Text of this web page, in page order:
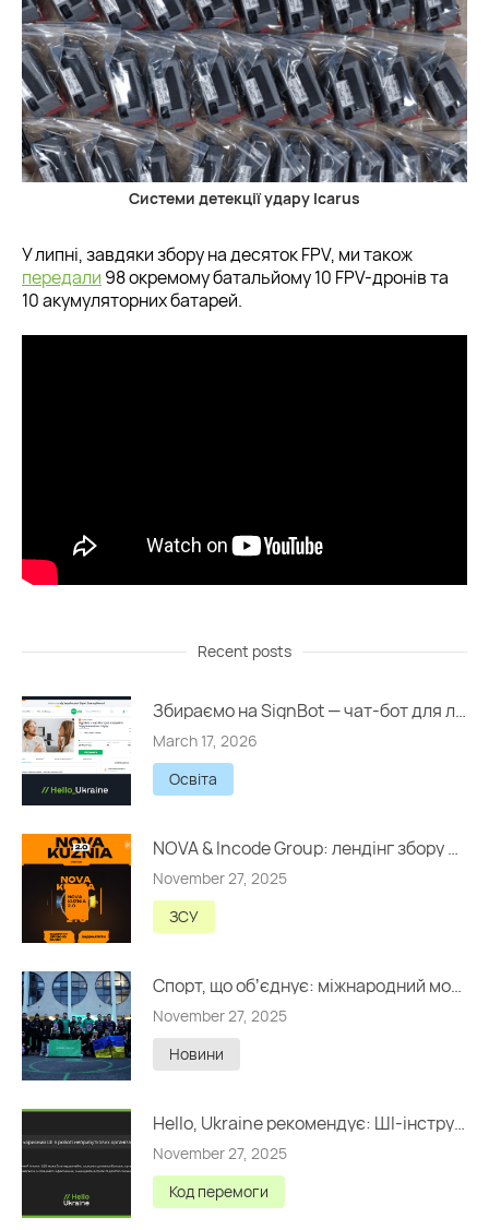
Системи детекції удару Icarus
У липні, завдяки збору на десяток FPV, ми також
передали 98 окремому батальйому 10 FPV-дронів та
10 акумуляторних батарей.
Recent posts
Збираємо на SignBot — чат-бот для людей із порушеннями слуху
March 17, 2026
Освіта
NOVA & Incode Group: лендінг збору на 5 000 000 грн
November 27, 2025
ЗСУ
Спорт, що обʼєднує: міжнародний молодіжний турнір USFL у Львові
November 27, 2025
Новини
Hello, Ukraine рекомендує: ШІ-інструменти для НУО
November 27, 2025
Код перемоги